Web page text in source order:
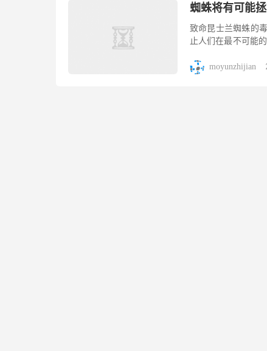
蜘蛛将有可能
致命昆士兰蜘蛛的
止人们在最不可能
泽岛漏斗...moyunzhijian